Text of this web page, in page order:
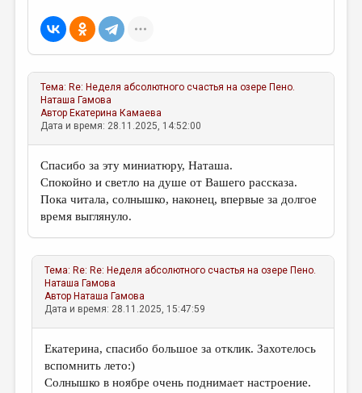
Тема: Re: Неделя абсолютного счастья на озере Пено.
Наташа Гамова
Автор Екатерина Камаева
Дата и время: 28.11.2025, 14:52:00
Спасибо за эту миниатюру, Наташа.
Спокойно и светло на душе от Вашего рассказа.
Пока читала, солнышко, наконец, впервые за долгое
время выглянуло.
Тема: Re: Re: Неделя абсолютного счастья на озере Пено.
Наташа Гамова
Автор Наташа Гамова
Дата и время: 28.11.2025, 15:47:59
Екатерина, спасибо большое за отклик. Захотелось
вспомнить лето:)
Солнышко в ноябре очень поднимает настроение.